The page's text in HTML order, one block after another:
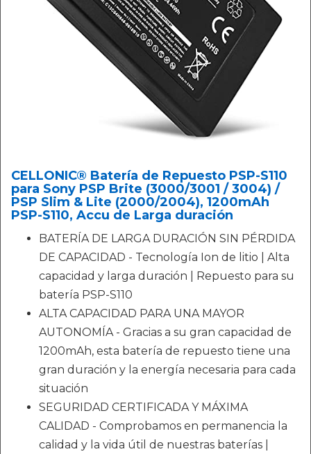
CELLONIC® Batería de Repuesto PSP-S110
para Sony PSP Brite (3000/3001 / 3004) /
PSP Slim & Lite (2000/2004), 1200mAh
PSP-S110, Accu de Larga duración
BATERÍA DE LARGA DURACIÓN SIN PÉRDIDA
DE CAPACIDAD - Tecnología Ion de litio | Alta
capacidad y larga duración | Repuesto para su
batería PSP-S110
ALTA CAPACIDAD PARA UNA MAYOR
AUTONOMÍA - Gracias a su gran capacidad de
1200mAh, esta batería de repuesto tiene una
gran duración y la energía necesaria para cada
situación
SEGURIDAD CERTIFICADA Y MÁXIMA
CALIDAD - Comprobamos en permanencia la
calidad y la vida útil de nuestras baterías |